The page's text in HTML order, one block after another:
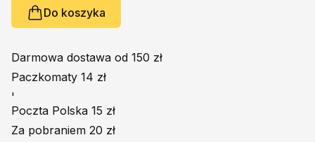
Do koszyka
Darmowa dostawa od 150 zł
Paczkomaty 14 zł
'
Poczta Polska 15 zł
Za pobraniem 20 zł